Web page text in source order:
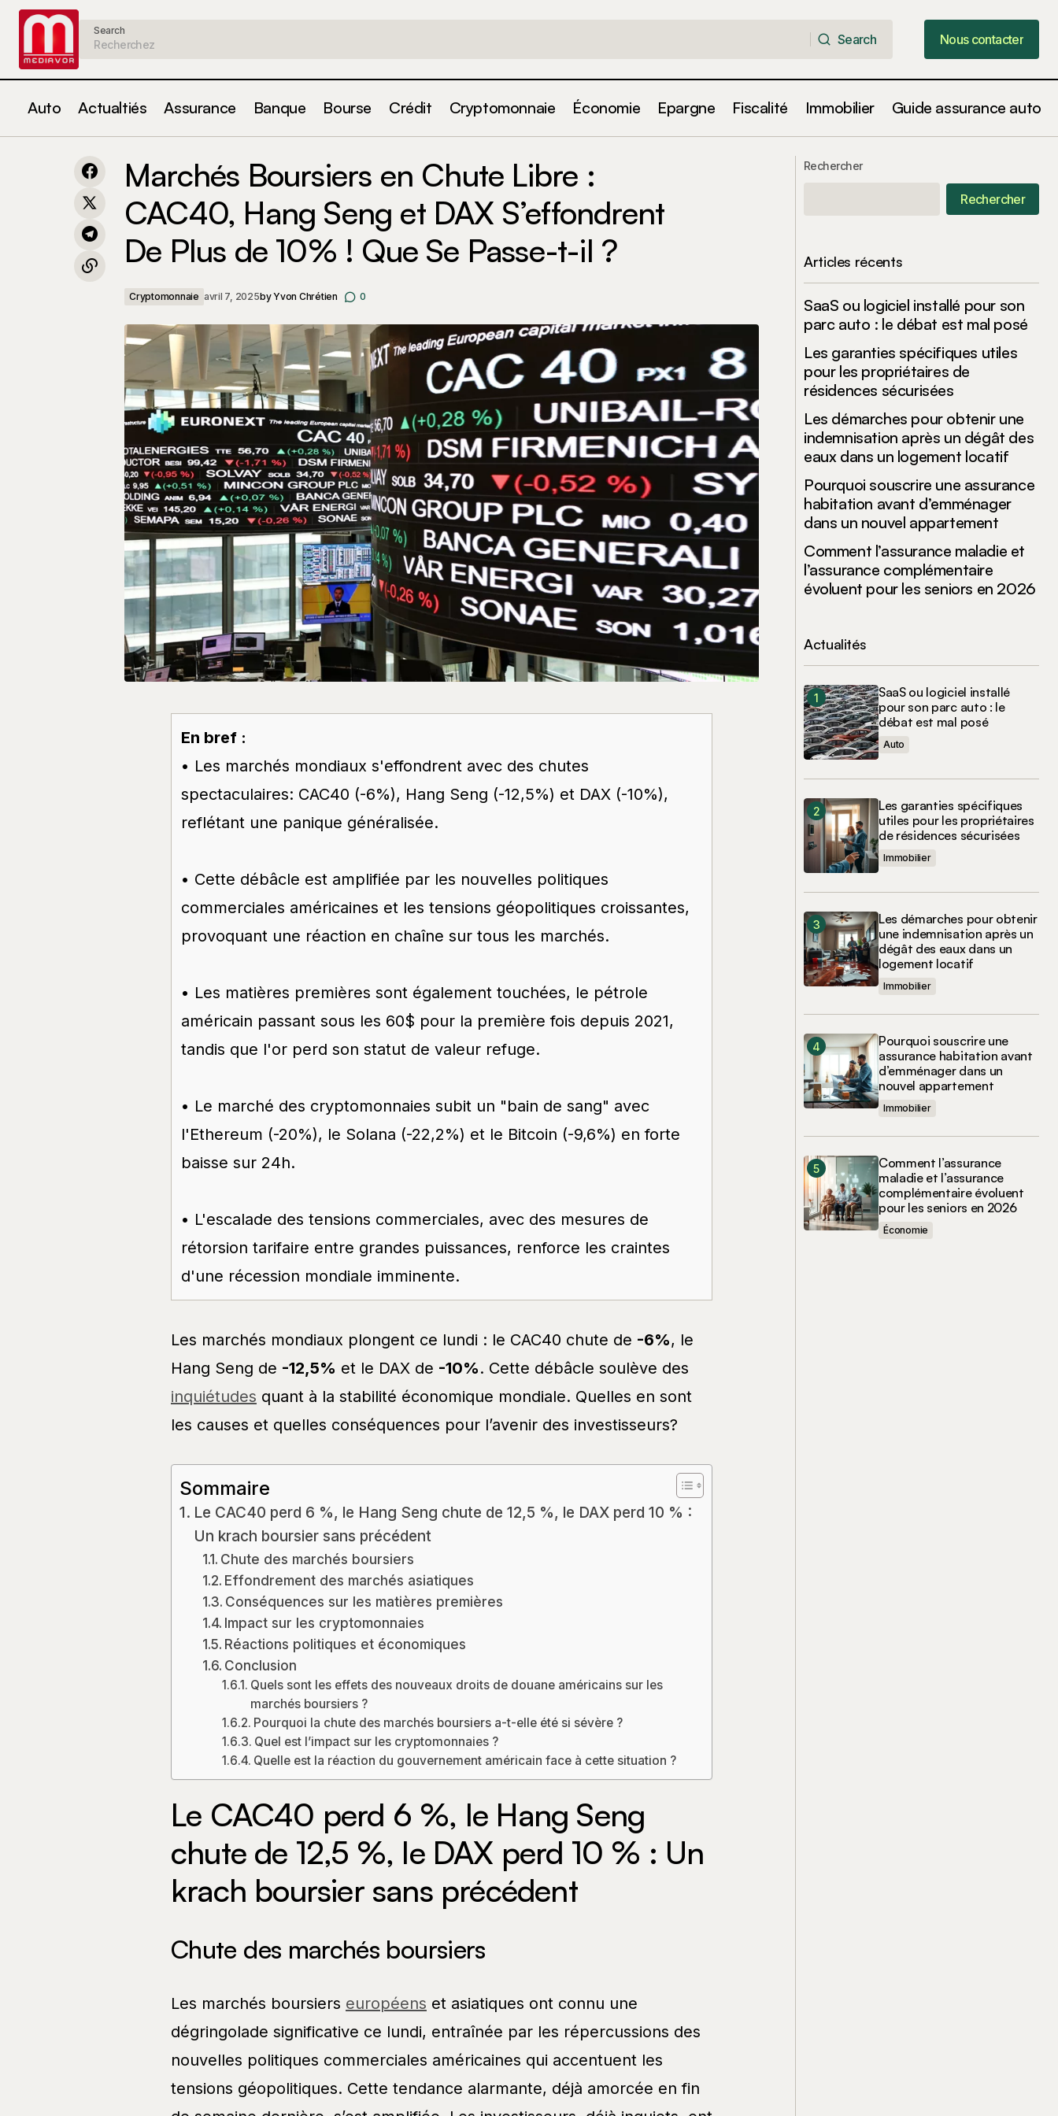
Search
Search
Nous contacter
Nous contacter
Auto Actualtiés Assurance Banque Bourse Crédit Cryptomonnaie Économie Epargne Fiscalité Immobilier Guide assurance auto
Franchit des Sommets avec un Record
Historique de Levées de Fonds !
Cryptomonnaie S’effondrent De Plus de 10% ! Que Se Passe-t-il ?
prévisions de prix en raison d'une
crise de marque qui inquiète les
Marchés Boursiers en Chute Libre :
CAC40, Hang Seng et DAX S’effondrent
De Plus de 10% ! Que Se Passe-t-il ?
Cryptomonnaie avril 7, 2025byYvon Chrétien 0
En bref :
• Les marchés mondiaux s'effondrent avec des chutes
spectaculaires: CAC40 (-6%), Hang Seng (-12,5%) et DAX (-10%),
reflétant une panique généralisée.
• Cette débâcle est amplifiée par les nouvelles politiques
commerciales américaines et les tensions géopolitiques croissantes,
provoquant une réaction en chaîne sur tous les marchés.
• Les matières premières sont également touchées, le pétrole
américain passant sous les 60$ pour la première fois depuis 2021,
tandis que l'or perd son statut de valeur refuge.
• Le marché des cryptomonnaies subit un "bain de sang" avec
l'Ethereum (-20%), le Solana (-22,2%) et le Bitcoin (-9,6%) en forte
baisse sur 24h.
• L'escalade des tensions commerciales, avec des mesures de
rétorsion tarifaire entre grandes puissances, renforce les craintes
d'une récession mondiale imminente.
Les marchés mondiaux plongent ce lundi : le CAC40 chute de -6%, le
Hang Seng de -12,5% et le DAX de -10%. Cette débâcle soulève des
inquiétudes quant à la stabilité économique mondiale. Quelles en sont
les causes et quelles conséquences pour l’avenir des investisseurs?
Sommaire
Le CAC40 perd 6 %, le Hang Seng chute de 12,5 %, le DAX perd 10 % :
Un krach boursier sans précédent
Chute des marchés boursiers
Effondrement des marchés asiatiques
Conséquences sur les matières premières
Impact sur les cryptomonnaies
Réactions politiques et économiques
Conclusion
Quels sont les effets des nouveaux droits de douane américains sur les
marchés boursiers ?
Pourquoi la chute des marchés boursiers a-t-elle été si sévère ?
Quel est l’impact sur les cryptomonnaies ?
Quelle est la réaction du gouvernement américain face à cette situation ?
Le CAC40 perd 6 %, le Hang Seng
chute de 12,5 %, le DAX perd 10 % : Un
krach boursier sans précédent
Chute des marchés boursiers
Les marchés boursiers européens et asiatiques ont connu une
dégringolade significative ce lundi, entraînée par les répercussions des
nouvelles politiques commerciales américaines qui accentuent les
tensions géopolitiques. Cette tendance alarmante, déjà amorcée en fin
Rechercher
Rechercher
Articles récents
SaaS ou logiciel installé pour son
parc auto : le débat est mal posé
Les garanties spécifiques utiles
pour les propriétaires de
résidences sécurisées
Les démarches pour obtenir une
indemnisation après un dégât des
eaux dans un logement locatif
Pourquoi souscrire une assurance
habitation avant d’emménager
dans un nouvel appartement
Comment l’assurance maladie et
l’assurance complémentaire
évoluent pour les seniors en 2026
Actualités
SaaS ou logiciel installé
pour son parc auto : le
débat est mal posé
Auto
Les garanties spécifiques
utiles pour les propriétaires
de résidences sécurisées
Immobilier
Les démarches pour obtenir
une indemnisation après un
dégât des eaux dans un
logement locatif
Immobilier
Pourquoi souscrire une
assurance habitation avant
d’emménager dans un
nouvel appartement
Immobilier
Comment l’assurance
maladie et l’assurance
complémentaire évoluent
pour les seniors en 2026
Économie